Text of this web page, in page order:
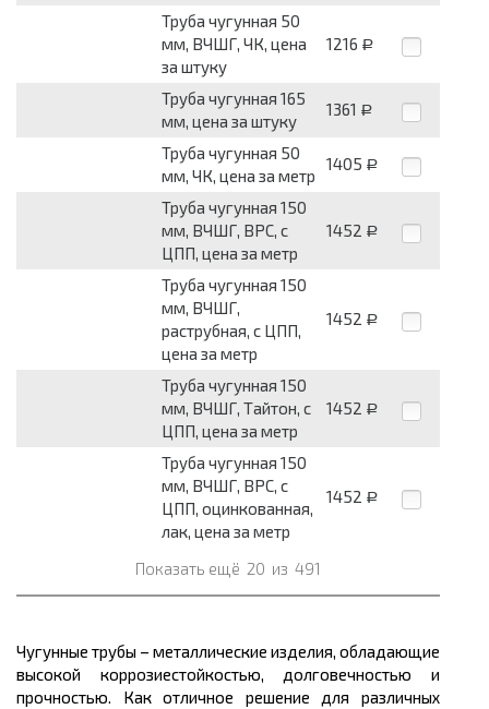
Труба чугунная 50
мм, ВЧШГ, ЧК, цена
за штуку
1216 Р
Труба чугунная 165
мм, цена за штуку
1361 Р
Труба чугунная 50
мм, ЧК, цена за метр
1405 Р
Труба чугунная 150
мм, ВЧШГ, ВРС, с
ЦПП, цена за метр
1452 Р
Труба чугунная 150
мм, ВЧШГ,
раструбная, с ЦПП,
цена за метр
1452 Р
Труба чугунная 150
мм, ВЧШГ, Тайтон, с
ЦПП, цена за метр
1452 Р
Труба чугунная 150
мм, ВЧШГ, ВРС, с
ЦПП, оцинкованная,
лак, цена за метр
1452 Р
Показать ещё 20 из 491
Чугунные трубы – металлические изделия, обладающие
высокой коррозиестойкостью, долговечностью и
прочностью. Как отличное решение для различных